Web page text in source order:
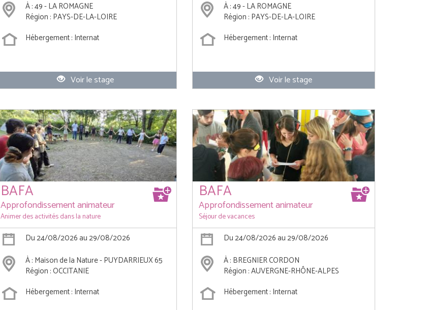
À : 49 - LA ROMAGNE
Région : PAYS-DE-LA-LOIRE
Hébergement : Internat
Voir le stage
À : 49 - LA ROMAGNE
Région : PAYS-DE-LA-LOIRE
Hébergement : Internat
Voir le stage
BAFA
Approfondissement animateur
Animer des activités dans la nature
Du 24/08/2026 au 29/08/2026
À : Maison de la Nature - PUYDARRIEUX 65
Région : OCCITANIE
Hébergement : Internat
BAFA
Approfondissement animateur
Séjour de vacances
Du 24/08/2026 au 29/08/2026
À : BREGNIER CORDON
Région : AUVERGNE-RHÔNE-ALPES
Hébergement : Internat